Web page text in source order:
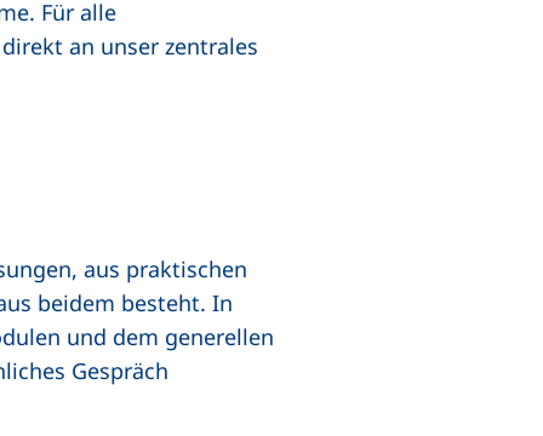
Für alle
an unser zentrales
aus praktischen
beidem besteht. In
und dem generellen
Gespräch